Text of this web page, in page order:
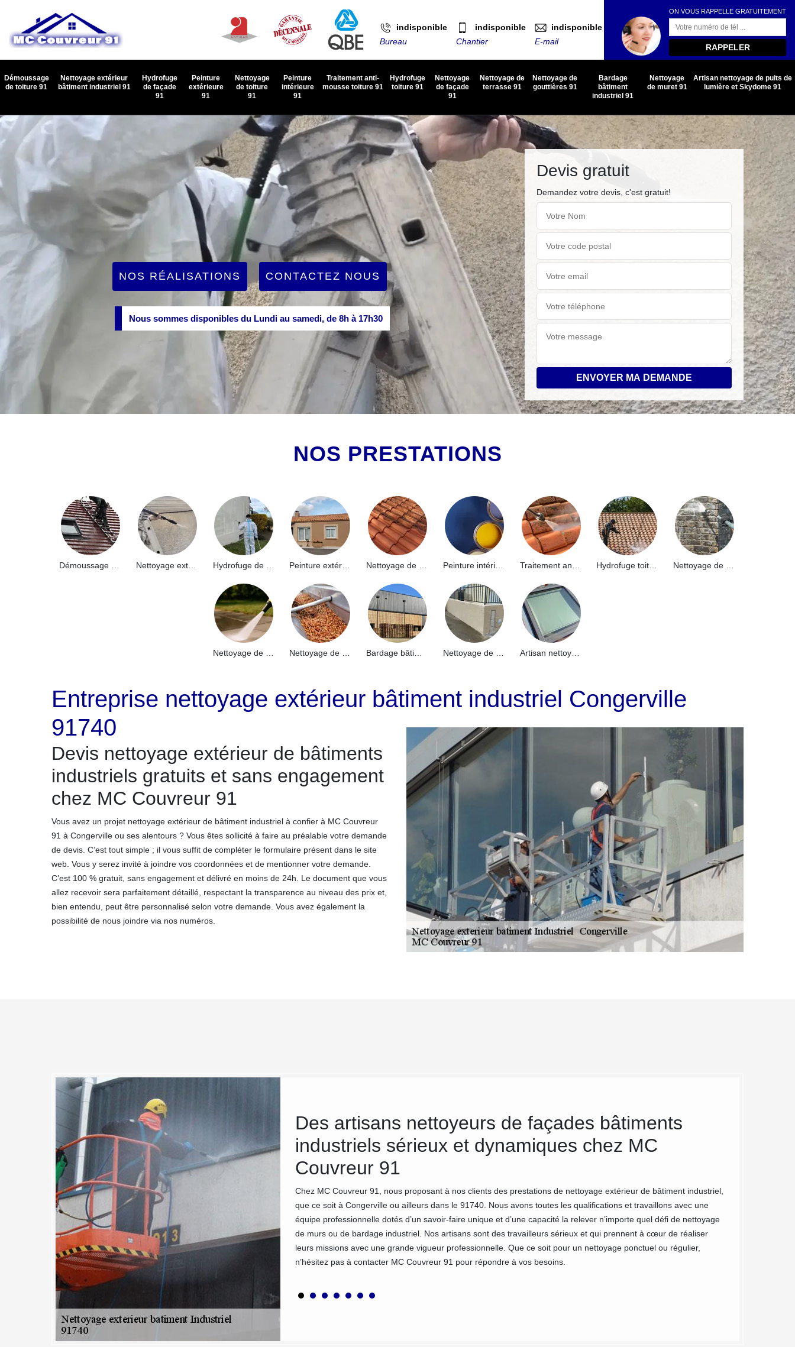
indisponible
Bureau
indisponible
Chantier
indisponible
E-mail
ON VOUS RAPPELLE GRATUITEMENT
Démoussage
de toiture 91
Nettoyage extérieur
bâtiment industriel 91
Hydrofuge
de façade
91
Peinture
extérieure
91
Nettoyage
de toiture
91
Peinture
intérieure
91
Traitement anti-
mousse toiture 91
Hydrofuge
toiture 91
Nettoyage
de façade
91
Nettoyage de
terrasse 91
Nettoyage de
gouttières 91
Bardage
bâtiment
industriel 91
Nettoyage
de muret 91
Artisan nettoyage de puits de
lumière et Skydome 91
NOS RÉALISATIONS CONTACTEZ NOUS
Nous sommes disponibles du Lundi au samedi, de 8h à 17h30
Devis gratuit
Demandez votre devis, c'est gratuit!
NOS PRESTATIONS
Nettoyage extérieur bâtiment industriel 91 Peinture intérieure 91
Artisan nettoyage de puits de lumière et Skydome 91
Entreprise nettoyage extérieur bâtiment industriel Congerville
91740
Devis nettoyage extérieur de bâtiments
industriels gratuits et sans engagement
chez MC Couvreur 91
Vous avez un projet nettoyage extérieur de bâtiment industriel à confier à MC Couvreur
91 à Congerville ou ses alentours ? Vous êtes sollicité à faire au préalable votre demande
de devis. C’est tout simple ; il vous suffit de compléter le formulaire présent dans le site
web. Vous y serez invité à joindre vos coordonnées et de mentionner votre demande.
C’est 100 % gratuit, sans engagement et délivré en moins de 24h. Le document que vous
allez recevoir sera parfaitement détaillé, respectant la transparence au niveau des prix et,
bien entendu, peut être personnalisé selon votre demande. Vous avez également la
possibilité de nous joindre via nos numéros.
façade bâtiment industriel à
alentours réalisé selon les
MC Couvreur 91
des bâtiments industriels est l’une des spécialités de notre entreprise MC
professionnels aptes à effectuer un nettoyage de qualité et respectant les
de votre bâtiment industriel est directement exposé aux diverses
pas étonnant d’y trouver toutes sortes de crasses et de traces noires.
de nous confier la mission de nettoyer votre bardage ou vos murs
industriel préserve une bonne hygiène.
Des artisans nettoyeurs de façades bâtiments
industriels sérieux et dynamiques chez MC
Couvreur 91
Chez MC Couvreur 91, nous proposant à nos clients des prestations de nettoyage extérieur de bâtiment industriel,
que ce soit à Congerville ou ailleurs dans le 91740. Nous avons toutes les qualifications et travaillons avec une
équipe professionnelle dotés d’un savoir-faire unique et d’une capacité la relever n’importe quel défi de nettoyage
de murs ou de bardage industriel. Nos artisans sont des travailleurs sérieux et qui prennent à cœur de réaliser
leurs missions avec une grande vigueur professionnelle. Que ce soit pour un nettoyage ponctuel ou régulier,
n’hésitez pas à contacter MC Couvreur 91 pour répondre à vos besoins.